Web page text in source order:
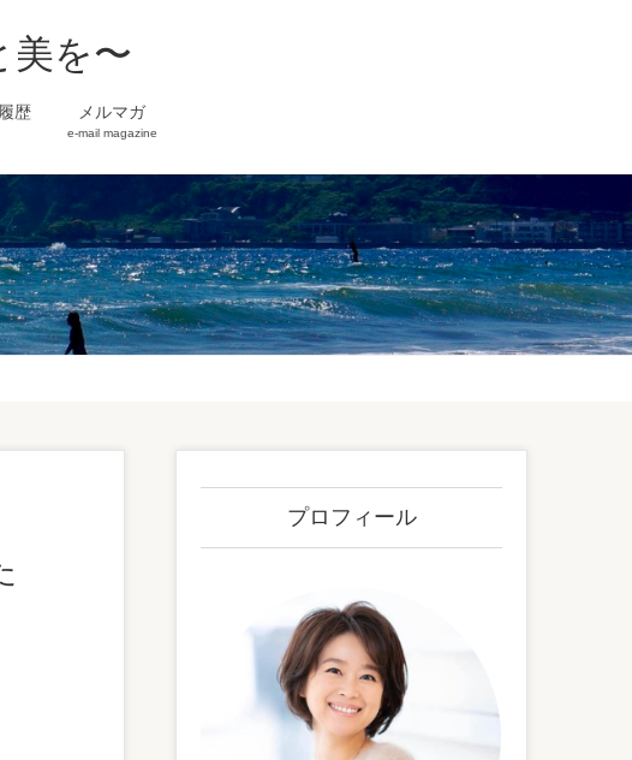
美を〜
歴 メルマガ
e-mail magazine
プロフィール